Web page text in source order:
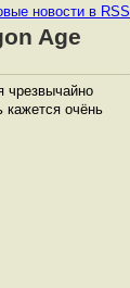
новости в RSS
Age
чрезвычайно
очёнь